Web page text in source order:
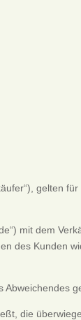
gelten für
mit dem
des Kunden
die